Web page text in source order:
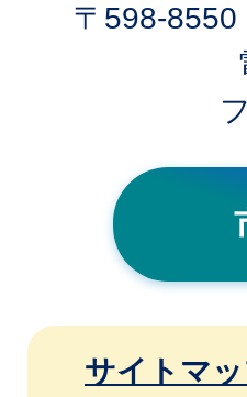
〒598-
サイトマ